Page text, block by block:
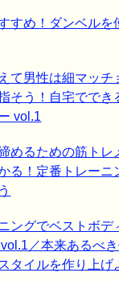
すめ！ダンベルを
て男性は細マッチ
そう！自宅ででき
vol.1
めるための筋トレ
る！定番トレーニ
ングでベストボデ
／本来あるべ
タイルを作り上げ